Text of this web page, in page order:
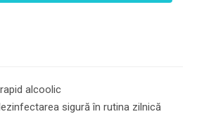
alcoolic
sigură în rutina zilnică